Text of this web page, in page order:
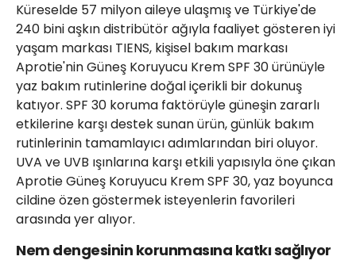
Küreselde 57 milyon aileye ulaşmış ve Türkiye'de
240 bini aşkın distribütör ağıyla faaliyet gösteren iyi
yaşam markası TIENS, kişisel bakım markası
Aprotie'nin Güneş Koruyucu Krem SPF 30 ürünüyle
yaz bakım rutinlerine doğal içerikli bir dokunuş
katıyor. SPF 30 koruma faktörüyle güneşin zararlı
etkilerine karşı destek sunan ürün, günlük bakım
rutinlerinin tamamlayıcı adımlarından biri oluyor.
UVA ve UVB ışınlarına karşı etkili yapısıyla öne çıkan
Aprotie Güneş Koruyucu Krem SPF 30, yaz boyunca
cildine özen göstermek isteyenlerin favorileri
arasında yer alıyor.
Nem dengesinin korunmasına katkı sağlıyor